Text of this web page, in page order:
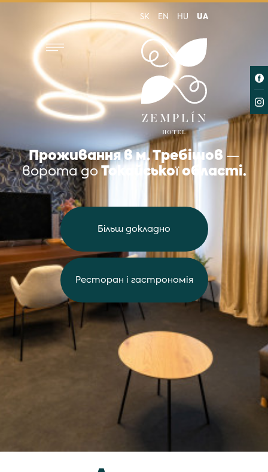
SK EN HU UA
Проживання в м. Требiшов —
ворота доТокайської областi.
Більш докладно
Ресторан i гастрономiя